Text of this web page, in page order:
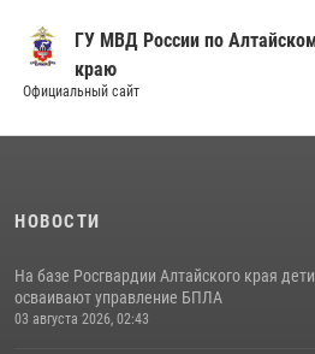
ГУ МВД России по Алтайскому
краю
Официальный сайт
НОВОСТИ
На базе Росгвардии Алтайского края дети
осваивают управление БПЛА
03 августа 2026, 02:43